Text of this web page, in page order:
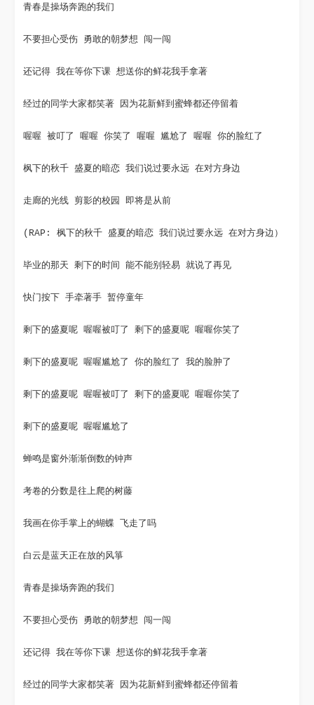
青春是操场奔跑的我们
不要担心受伤 勇敢的朝梦想 闯一闯
还记得 我在等你下课 想送你的鲜花我手拿著
经过的同学大家都笑著 因为花新鲜到蜜蜂都还停留着
喔喔 被叮了 喔喔 你笑了 喔喔 尴尬了 喔喔 你的脸红了
枫下的秋千 盛夏的暗恋 我们说过要永远 在对方身边
走廊的光线 剪影的校园 即将是从前
(RAP: 枫下的秋千 盛夏的暗恋 我们说过要永远 在对方身边）
毕业的那天 剩下的时间 能不能别轻易 就说了再见
快门按下 手牵著手 暂停童年
剩下的盛夏呢 喔喔被叮了 剩下的盛夏呢 喔喔你笑了
剩下的盛夏呢 喔喔尴尬了 你的脸红了 我的脸肿了
剩下的盛夏呢 喔喔被叮了 剩下的盛夏呢 喔喔你笑了
剩下的盛夏呢 喔喔尴尬了
蝉鸣是窗外渐渐倒数的钟声
考卷的分数是往上爬的树藤
我画在你手掌上的蝴蝶 飞走了吗
白云是蓝天正在放的风箏
青春是操场奔跑的我们
不要担心受伤 勇敢的朝梦想 闯一闯
还记得 我在等你下课 想送你的鲜花我手拿著
经过的同学大家都笑著 因为花新鲜到蜜蜂都还停留着